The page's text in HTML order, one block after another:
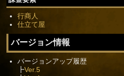
行商人
仕立て屋
バージョン情報
バージョンアップ履歴
┣Ver.5